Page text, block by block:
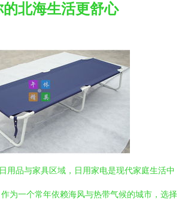
的北海生活更舒心
用品与家具区域，日用家电是现代家庭生活中
为一个常年依赖海风与热带气候的城市，选择